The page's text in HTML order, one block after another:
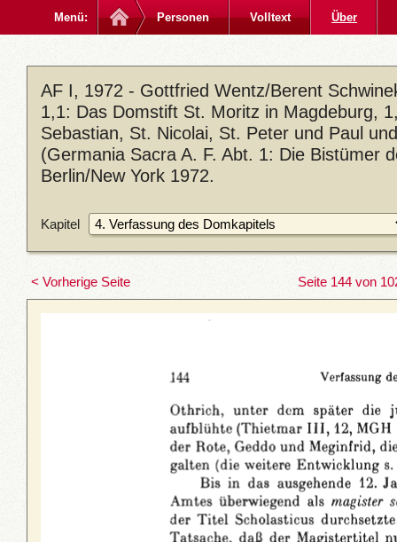
Menü: Personen Volltext Über
AF I, 1972 - Gottfried Wentz/Berent
1,1: Das Domstift St. Moritz in Magdeburg,
Sebastian, St. Nicolai, St. Peter und Paul
(Germania Sacra A. F. Abt. 1: Die Bistümer
Berlin/New York 1972.
Kapitel
< Vorherige Seite Seite 144 von